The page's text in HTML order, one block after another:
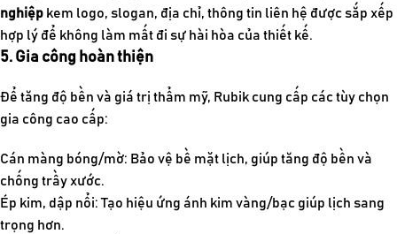
nghiệp kem logo, slogan, địa chỉ, thông tin liên hệ được sắp xếp
hợp lý để không làm mất đi sự hài hòa của thiết kế.
5. Gia công hoàn thiện
Để tăng độ bền và giá trị thẩm mỹ, Rubik cung cấp các tùy chọn
gia công cao cấp:
Cán màng bóng/mờ: Bảo vệ bề mặt lịch, giúp tăng độ bền và
chống trầy xước.
Ép kim, dập nổi: Tạo hiệu ứng ánh kim vàng/bạc giúp lịch sang
trọng hơn.